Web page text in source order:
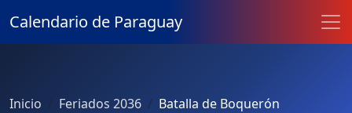
Calendario de Paraguay
Inicio Feriados 2036 Batalla de Boquerón